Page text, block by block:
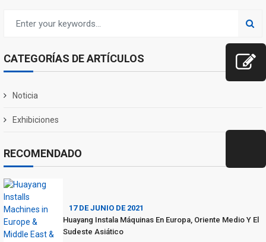
CATEGORÍAS DE ARTÍCULOS
Noticia
Exhibiciones
RECOMENDADO
17 DE JUNIO DE 2021
Huayang Instala Máquinas En Europa, Oriente Medio Y El
Sudeste Asiático